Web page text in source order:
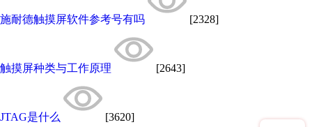
施耐德触摸屏软件参考号有吗 [2328]
触摸屏种类与工作原理 [2643]
JTAG是什么 [3620]